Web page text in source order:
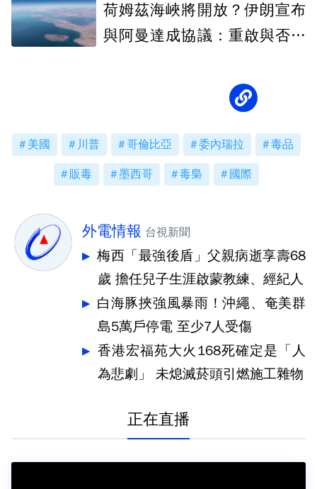
荷姆茲海峽將開放？伊朗宣布
與阿曼達成協議：重啟與否取
美國 川普 哥倫比亞 委內瑞拉 毒品
販毒 墨西哥 毒梟 國際
外電情報 台視新聞
梅西「最強後盾」父親病逝享壽68
歲 擔任兒子生涯啟蒙教練、經紀人
白海豚挾強風暴雨！沖繩、奄美群
島5萬戶停電 至少7人受傷
香港宏福苑大火168死確定是「人
為悲劇」 未熄滅菸頭引燃施工雜物
正在直播